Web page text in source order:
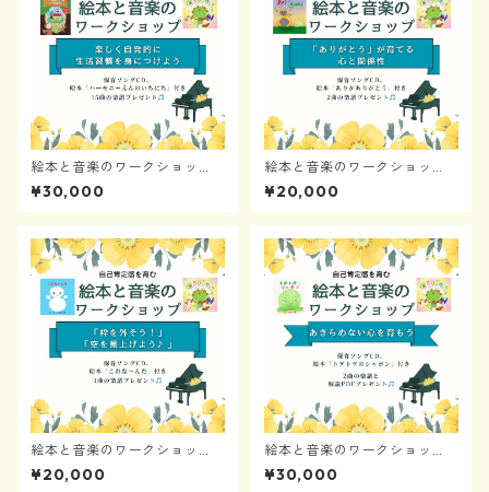
絵本と音楽のワークショッ
プ〜楽しく自発的に生活習慣
を身につけよう
¥30,000
絵本と音楽のワークショッ
プ〜ありがとうが育てる心と
関係性
¥20,000
絵本と音楽のワークショッ
プ〜枠を外そう！空を見上げ
よう♪
¥20,000
絵本と音楽のワークショッ
プ〜あきらめない心を育てよ
う
¥30,000